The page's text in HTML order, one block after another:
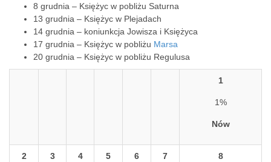
8 grudnia – Księżyc w pobliżu Saturna
13 grudnia – Księżyc w Plejadach
14 grudnia – koniunkcja Jowisza i Księżyca
17 grudnia – Księżyc w pobliżu Marsa
20 grudnia – Księżyc w pobliżu Regulusa
1
1%
Nów
2 3 4 5 6 7 8